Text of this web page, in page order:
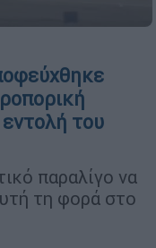
του
παραλίγο να
τη φορά στο